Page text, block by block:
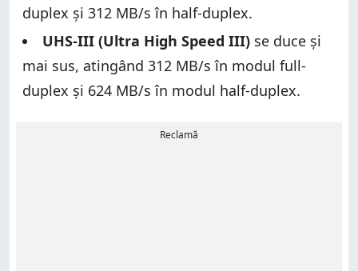
duplex și 312 MB/s în half-duplex.
UHS-III (Ultra High Speed III) se duce și
mai sus, atingând 312 MB/s în modul full-
duplex și 624 MB/s în modul half-duplex.
Reclamă